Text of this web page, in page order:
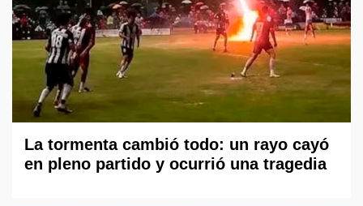
La tormenta cambió todo: un rayo cayó
en pleno partido y ocurrió una tragedia